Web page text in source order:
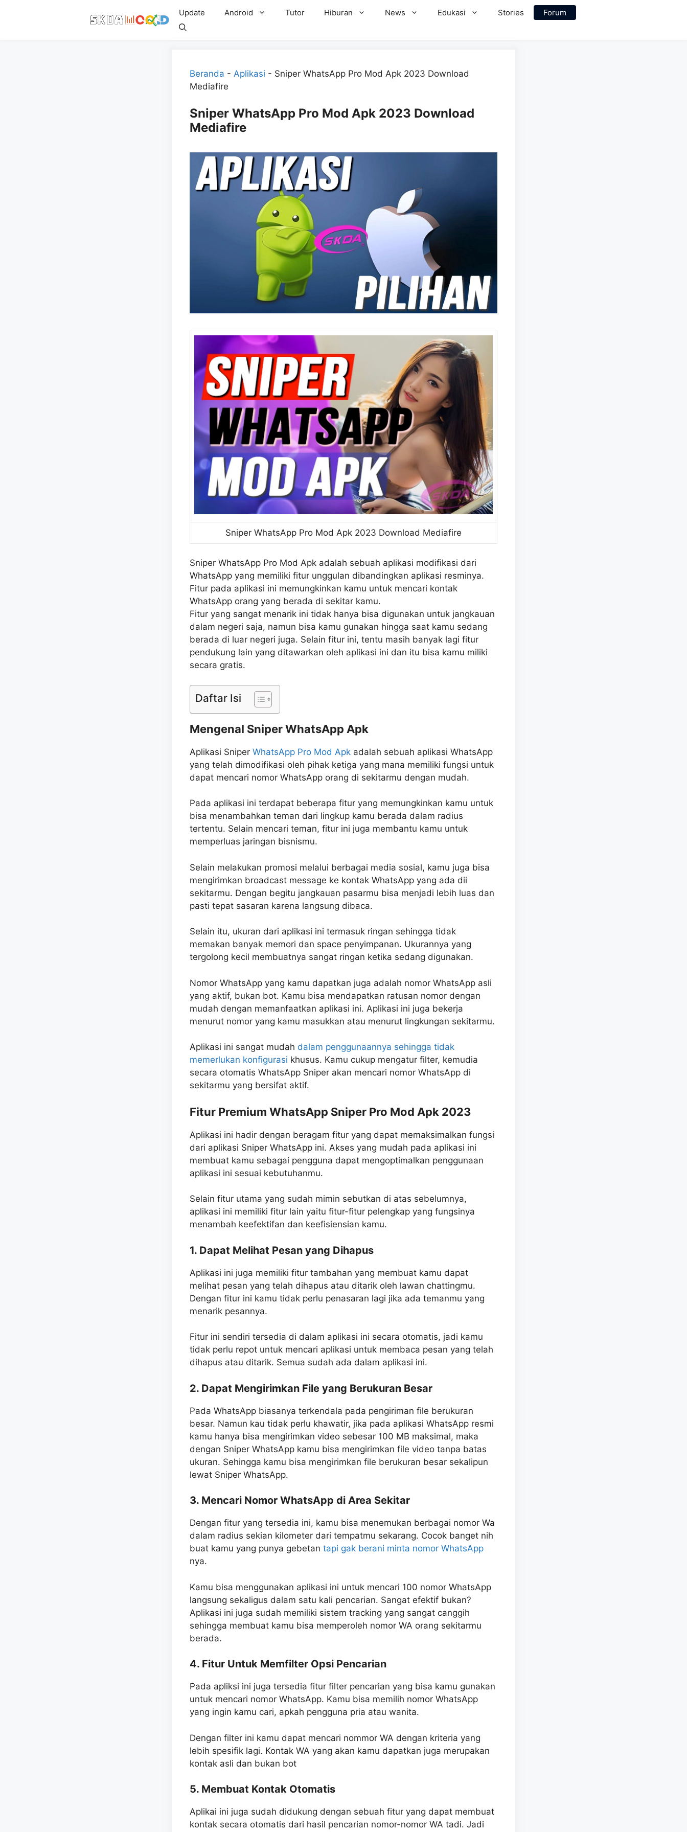
Update Android Tutor Hiburan News Edukasi Stories Forum
Beranda - Aplikasi - Sniper WhatsApp Pro Mod Apk 2023 Download
Mediafire
Sniper WhatsApp Pro Mod Apk 2023 Download
Mediafire
Sniper WhatsApp Pro Mod Apk 2023 Download Mediafire
Sniper WhatsApp Pro Mod Apk adalah sebuah aplikasi modifikasi dari
WhatsApp yang memiliki fitur unggulan dibandingkan aplikasi resminya.
Fitur pada aplikasi ini memungkinkan kamu untuk mencari kontak
WhatsApp orang yang berada di sekitar kamu.
Fitur yang sangat menarik ini tidak hanya bisa digunakan untuk jangkauan
dalam negeri saja, namun bisa kamu gunakan hingga saat kamu sedang
berada di luar negeri juga. Selain fitur ini, tentu masih banyak lagi fitur
pendukung lain yang ditawarkan oleh aplikasi ini dan itu bisa kamu miliki
secara gratis.
Daftar Isi
Mengenal Sniper WhatsApp Apk
Aplikasi Sniper WhatsApp Pro Mod Apk adalah sebuah aplikasi WhatsApp
yang telah dimodifikasi oleh pihak ketiga yang mana memiliki fungsi untuk
dapat mencari nomor WhatsApp orang di sekitarmu dengan mudah.
Pada aplikasi ini terdapat beberapa fitur yang memungkinkan kamu untuk
bisa menambahkan teman dari lingkup kamu berada dalam radius
tertentu. Selain mencari teman, fitur ini juga membantu kamu untuk
memperluas jaringan bisnismu.
Selain melakukan promosi melalui berbagai media sosial, kamu juga bisa
mengirimkan broadcast message ke kontak WhatsApp yang ada dii
sekitarmu. Dengan begitu jangkauan pasarmu bisa menjadi lebih luas dan
pasti tepat sasaran karena langsung dibaca.
Selain itu, ukuran dari aplikasi ini termasuk ringan sehingga tidak
memakan banyak memori dan space penyimpanan. Ukurannya yang
tergolong kecil membuatnya sangat ringan ketika sedang digunakan.
Nomor WhatsApp yang kamu dapatkan juga adalah nomor WhatsApp asli
yang aktif, bukan bot. Kamu bisa mendapatkan ratusan nomor dengan
mudah dengan memanfaatkan aplikasi ini. Aplikasi ini juga bekerja
menurut nomor yang kamu masukkan atau menurut lingkungan sekitarmu.
Aplikasi ini sangat mudah dalam penggunaannya sehingga tidak
memerlukan konfigurasi khusus. Kamu cukup mengatur filter, kemudia
secara otomatis WhatsApp Sniper akan mencari nomor WhatsApp di
sekitarmu yang bersifat aktif.
Fitur Premium WhatsApp Sniper Pro Mod Apk 2023
Aplikasi ini hadir dengan beragam fitur yang dapat memaksimalkan fungsi
dari aplikasi Sniper WhatsApp ini. Akses yang mudah pada aplikasi ini
membuat kamu sebagai pengguna dapat mengoptimalkan penggunaan
aplikasi ini sesuai kebutuhanmu.
Selain fitur utama yang sudah mimin sebutkan di atas sebelumnya,
aplikasi ini memiliki fitur lain yaitu fitur-fitur pelengkap yang fungsinya
menambah keefektifan dan keefisiensian kamu.
1. Dapat Melihat Pesan yang Dihapus
Aplikasi ini juga memiliki fitur tambahan yang membuat kamu dapat
melihat pesan yang telah dihapus atau ditarik oleh lawan chattingmu.
Dengan fitur ini kamu tidak perlu penasaran lagi jika ada temanmu yang
menarik pesannya.
Fitur ini sendiri tersedia di dalam aplikasi ini secara otomatis, jadi kamu
tidak perlu repot untuk mencari aplikasi untuk membaca pesan yang telah
dihapus atau ditarik. Semua sudah ada dalam aplikasi ini.
2. Dapat Mengirimkan File yang Berukuran Besar
Pada WhatsApp biasanya terkendala pada pengiriman file berukuran
besar. Namun kau tidak perlu khawatir, jika pada aplikasi WhatsApp resmi
kamu hanya bisa mengirimkan video sebesar 100 MB maksimal, maka
dengan Sniper WhatsApp kamu bisa mengirimkan file video tanpa batas
ukuran. Sehingga kamu bisa mengirimkan file berukuran besar sekalipun
lewat Sniper WhatsApp.
3. Mencari Nomor WhatsApp di Area Sekitar
Dengan fitur yang tersedia ini, kamu bisa menemukan berbagai nomor Wa
dalam radius sekian kilometer dari tempatmu sekarang. Cocok banget nih
buat kamu yang punya gebetan tapi gak berani minta nomor WhatsApp
nya.
Kamu bisa menggunakan aplikasi ini untuk mencari 100 nomor WhatsApp
langsung sekaligus dalam satu kali pencarian. Sangat efektif bukan?
Aplikasi ini juga sudah memiliki sistem tracking yang sangat canggih
sehingga membuat kamu bisa memperoleh nomor WA orang sekitarmu
berada.
4. Fitur Untuk Memfilter Opsi Pencarian
Pada apliksi ini juga tersedia fitur filter pencarian yang bisa kamu gunakan
untuk mencari nomor WhatsApp. Kamu bisa memilih nomor WhatsApp
yang ingin kamu cari, apkah pengguna pria atau wanita.
Dengan filter ini kamu dapat mencari nommor WA dengan kriteria yang
lebih spesifik lagi. Kontak WA yang akan kamu dapatkan juga merupakan
kontak asli dan bukan bot
5. Membuat Kontak Otomatis
Aplikai ini juga sudah didukung dengan sebuah fitur yang dapat membuat
kontak secara otomatis dari hasil pencarian nomor-nomor WA tadi. Jadi